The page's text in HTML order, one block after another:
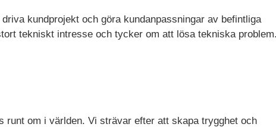
kundprojekt och göra kundanpassningar av befintliga
tekniskt intresse och tycker om att lösa tekniska problem.
runt om i världen. Vi strävar efter att skapa trygghet och